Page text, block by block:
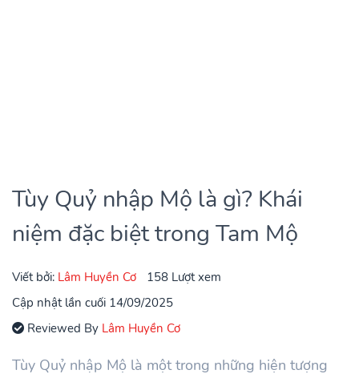
Tùy Quỷ nhập Mộ là gì? Khái
niệm đặc biệt trong Tam Mộ
Viết bởi: Lâm Huyền Cơ
158 Lượt xem
Cập nhật lần cuối 14/09/2025
Reviewed By Lâm Huyền Cơ
Tùy Quỷ nhập Mộ là một trong những hiện tượng